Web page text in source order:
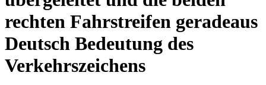
rechten Fahrstreifen geradeaus
Deutsch Bedeutung des
Verkehrszeichens